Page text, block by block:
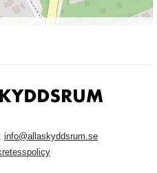
info@allaskyddsrum.se